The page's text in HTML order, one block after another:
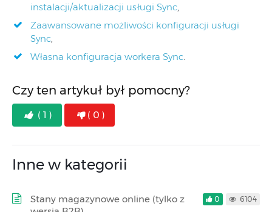
instalacji/aktualizacji usługi Sync
Zaawansowane możliwości konfiguracji usługi
Sync
Własna konfiguracja workera Sync
Czy ten artykuł był pomocny?
( 1 ) ( 0 )
Inne w kategorii
Stany magazynowe online (tylko z
0 6104